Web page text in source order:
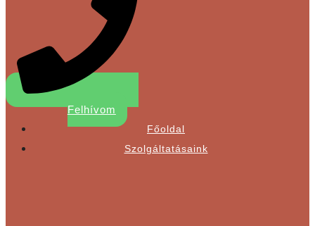
Felhívom
Főoldal
Szolgáltatásaink